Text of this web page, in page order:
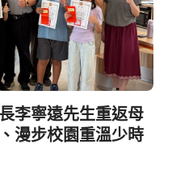
李寧遠先生重返母
漫步校園重溫少時